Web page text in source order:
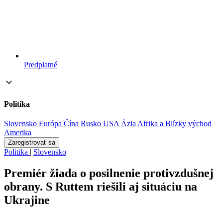
Predplatné
Politika
Slovensko Európa Čína Rusko USA ÁziaAfrika a Blízky východ
Amerika
Zaregistrovať sa
Politika | Slovensko
Premiér žiada o posilnenie protivzdušnej
obrany. S Ruttem riešili aj situáciu na
Ukrajine